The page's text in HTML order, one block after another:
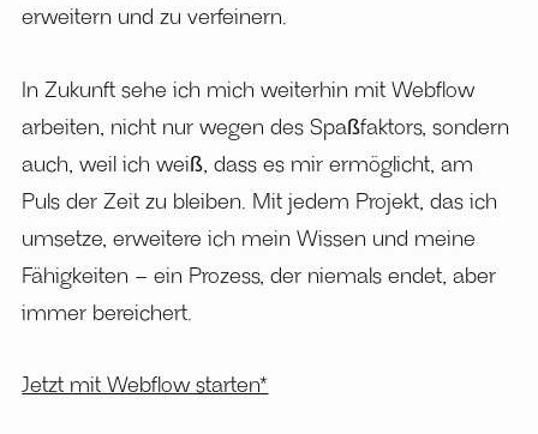
erweitern und zu verfeinern.
In Zukunft sehe ich mich weiterhin mit Webflow
arbeiten, nicht nur wegen des Spaßfaktors, sondern
auch, weil ich weiß, dass es mir ermöglicht, am
Puls der Zeit zu bleiben. Mit jedem Projekt, das ich
umsetze, erweitere ich mein Wissen und meine
Fähigkeiten – ein Prozess, der niemals endet, aber
immer bereichert.
Jetzt mit Webflow starten*